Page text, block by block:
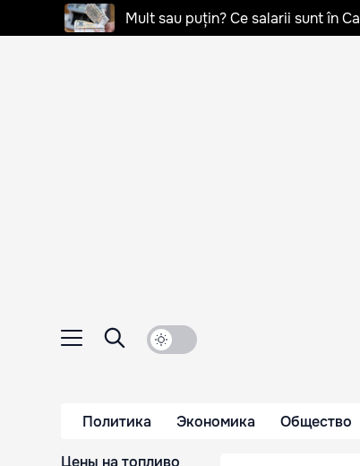
Mult sau puțin? Ce salarii sunt în
Политика Экономика Общество
Цены на топливо